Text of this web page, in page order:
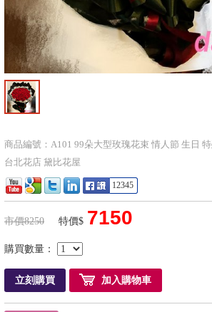
商品編號：A101 99朵大型玫瑰花束 情人節 生日
台北花店 黛比花屋
12345
市價8250 特價$ 7150
購買數量：
立刻購買 加入購物車